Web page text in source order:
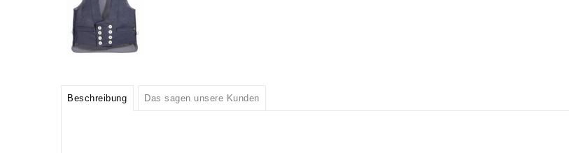
Beschreibung Das sagen unsere Kunden